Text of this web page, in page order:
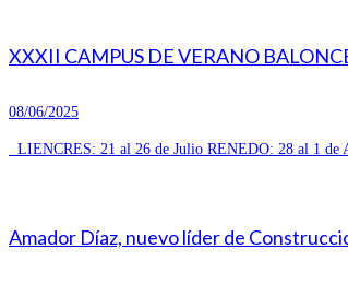
XXXII CAMPUS DE VERANO
08/06/2025
LIENCRES: 21 al 26 de Julio RENEDO: 28 al 1 de
Amador Díaz, nuevo líder de